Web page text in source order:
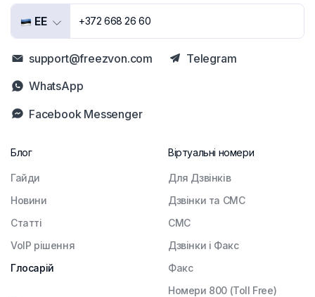
EE +372 668 26 60
support@freezvon.com
Facebook Messenger
Telegram
WhatsApp
Блог
Гайди
Новини
Статті
VoIP рішення
Глосарій
Віртуальні номери
Для Дзвінків
Дзвінки та СМС
СМС
Дзвінки і Факс
Факс
Номери 800 (Toll Free)